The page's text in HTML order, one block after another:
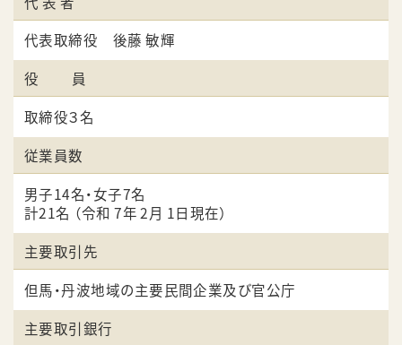
代表取締役 後藤 敏輝
役 員
取締役３名
従業員数
男子14名・女子7名
計21名 （令和 7年 2月 1日現在）
主要取引先
但馬・丹波地域の主要民間企業及び官公庁
主要取引銀行